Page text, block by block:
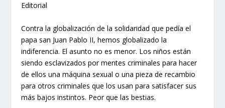
Editorial
Contra la globalización de la solidaridad que pedía el
papa san Juan Pablo II, hemos globalizado la
indiferencia. El asunto no es menor. Los niños están
siendo esclavizados por mentes criminales para hacer
de ellos una máquina sexual o una pieza de recambio
para otros criminales que los usan para satisfacer sus
más bajos instintos. Peor que las bestias.